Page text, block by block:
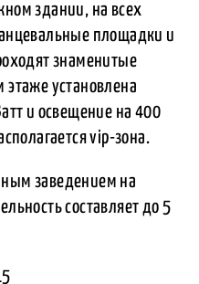
здании, на всех
площадки и
знаменитые
установлена
и освещение на 400
vip-зона.
заведением на
составляет до 5